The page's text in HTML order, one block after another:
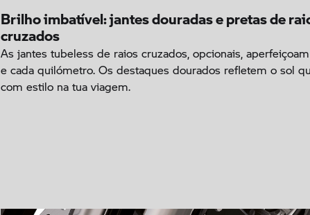
Brilho imbatível: jantes douradas e pretas de
cruzados
As jantes tubeless de raios cruzados, opcionais,
e cada quilómetro. Os destaques dourados refletem o sol
com estilo na tua viagem.